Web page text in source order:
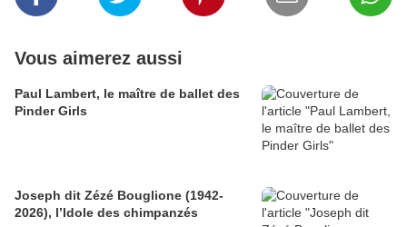
Vous aimerez aussi
Paul Lambert, le maître de ballet des
Pinder Girls
Joseph dit Zézé Bouglione (1942-
2026), l’Idole des chimpanzés